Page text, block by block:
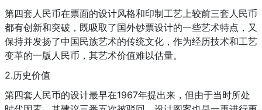
第四套人民币在票面的设计风格和印制工艺上较前三套人民币
都有创新和突破，既吸取了国外钞票设计的一些艺术特点，又
保持并发扬了中国民族艺术的传统文化，作为经历技术和工艺
变革的一版人民币，其艺术价值难以估量。
2.历史价值
第四套人民币的设计最早在1967年提出来，但由于当时所处